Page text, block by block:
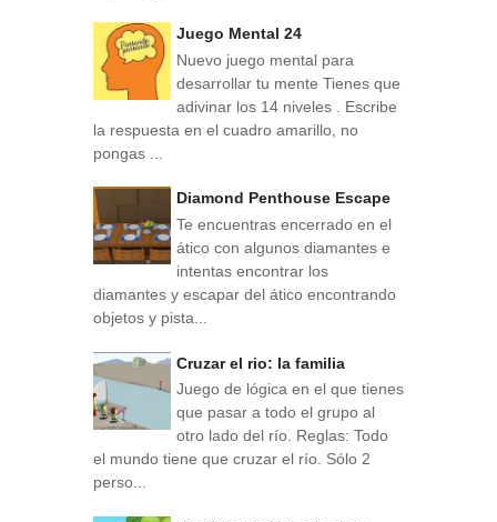
Juego Mental 24
Nuevo juego mental para
desarrollar tu mente Tienes que
adivinar los 14 niveles . Escribe
la respuesta en el cuadro amarillo, no
pongas ...
Diamond Penthouse Escape
Te encuentras encerrado en el
ático con algunos diamantes e
intentas encontrar los
diamantes y escapar del ático encontrando
objetos y pista...
Cruzar el rio: la familia
Juego de lógica en el que tienes
que pasar a todo el grupo al
otro lado del río. Reglas: Todo
el mundo tiene que cruzar el río. Sólo 2
perso...